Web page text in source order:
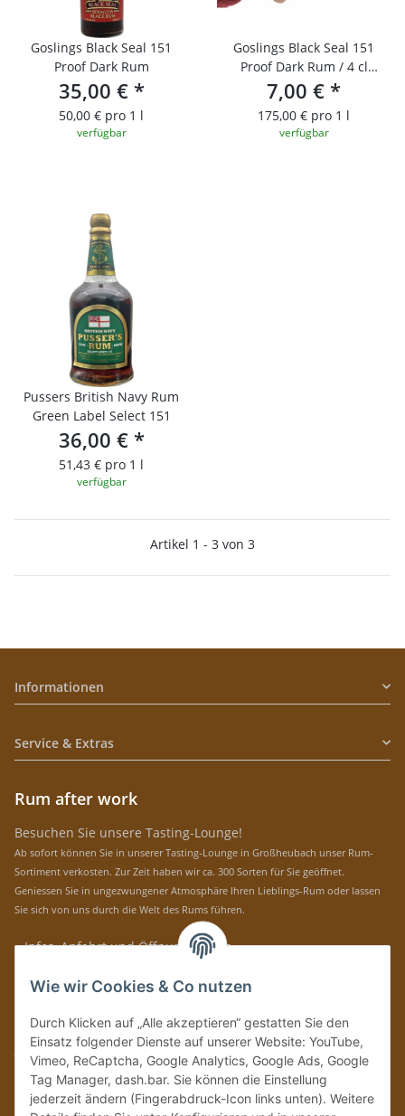
Goslings Black Seal 151
Proof Dark Rum
35,00 € *
50,00 € pro 1 l
verfügbar
Goslings Black Seal 151
Proof Dark Rum / 4 cl
Probierfläschchen
7,00 € *
175,00 € pro 1 l
verfügbar
Pussers British Navy Rum
Green Label Select 151
36,00 € *
51,43 € pro 1 l
verfügbar
Artikel 1 - 3 von 3
Informationen
Service & Extras
Rum after work
Besuchen Sie unsere Tasting-Lounge!
Ab sofort können Sie in unserer Tasting-Lounge in Großheubach unser Rum-
Sortiment verkosten. Zur Zeit haben wir ca. 300 Sorten für Sie geöffnet.
Geniessen Sie in ungezwungener Atmosphäre Ihren Lieblings-Rum oder lassen
Sie sich von uns durch die Welt des Rums führen.
» Infos, Anfahrt und Öffnungszeiten
Immer auf dem Laufenden mit unseren aktuellen Rum-News!
Bitte senden Sie mir entsprechend IhrerDatenschutzerklärung
regelmäßig und
jederzeit widerruflich Informationen zu Ihrem Produktsortiment per E-Mail zu.
Vertrag widerrufen
Wie wir Cookies & Co nutzen
Durch Klicken auf „Alle akzeptieren“ gestatten Sie den
Einsatz folgender Dienste auf unserer Website: YouTube,
Vimeo, ReCaptcha, Google Analytics, Google Ads, Google
Tag Manager, dash.bar. Sie können die Einstellung
jederzeit ändern (Fingerabdruck-Icon links unten). Weitere